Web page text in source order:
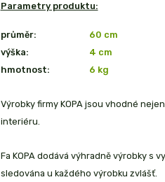
Parametry produktu:
průměr:
60 cm
výška:
4 cm
hmotnost:
6 kg
Výrobky firmy KOPA jsou vhodné
interiéru.
Fa KOPA dodává výhradně výrobky s
sledována u každého výrobku zvlášť.